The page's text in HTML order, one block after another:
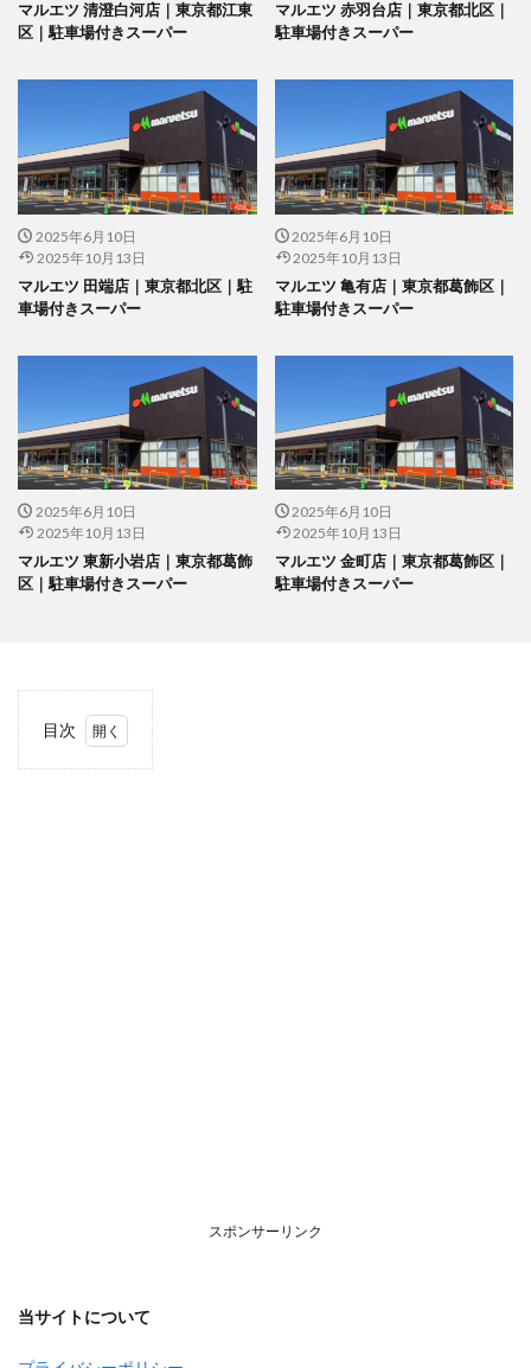
マルエツ 清澄白河店｜東京都江東
区｜駐車場付きスーパー
マルエツ 赤羽台店｜東京都北区｜
駐車場付きスーパー
2025年6月10日
2025年10月13日
マルエツ 田端店｜東京都北区｜駐
車場付きスーパー
2025年6月10日
2025年10月13日
マルエツ 亀有店｜東京都葛飾区｜
駐車場付きスーパー
2025年6月10日
2025年10月13日
マルエツ 東新小岩店｜東京都葛飾
区｜駐車場付きスーパー
2025年6月10日
2025年10月13日
マルエツ 金町店｜東京都葛飾区｜
駐車場付きスーパー
目次
スポンサーリンク
当サイトについて